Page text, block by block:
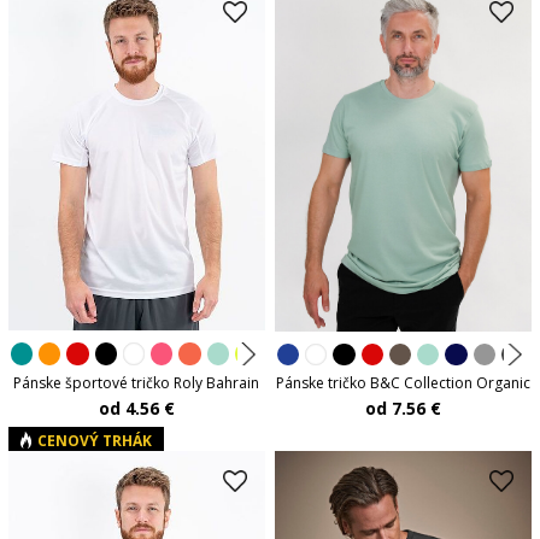
Pánske športové tričko Roly Bahrain
od 4.56 €
Pánske tričko B&C Collection Organic
od 7.56 €
CENOVÝ TRHÁK